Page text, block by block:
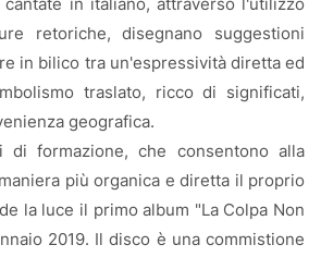
retoriche, disegnano suggestioni
in bilico tra un'espressività diretta ed
traslato, ricco di significati,
geografica.
di formazione, che consentono alla
più organica e diretta il proprio
la luce il primo album "La Colpa Non
2019. Il disco è una commistione